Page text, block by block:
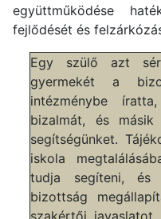
együttműködése
fejlődését és
Egy szülő azt
gyermekét a
intézménybe
bizalmát, és másik
segítségünket.
iskola
tudja segíteni, és
bizottság
szakértői javaslatot